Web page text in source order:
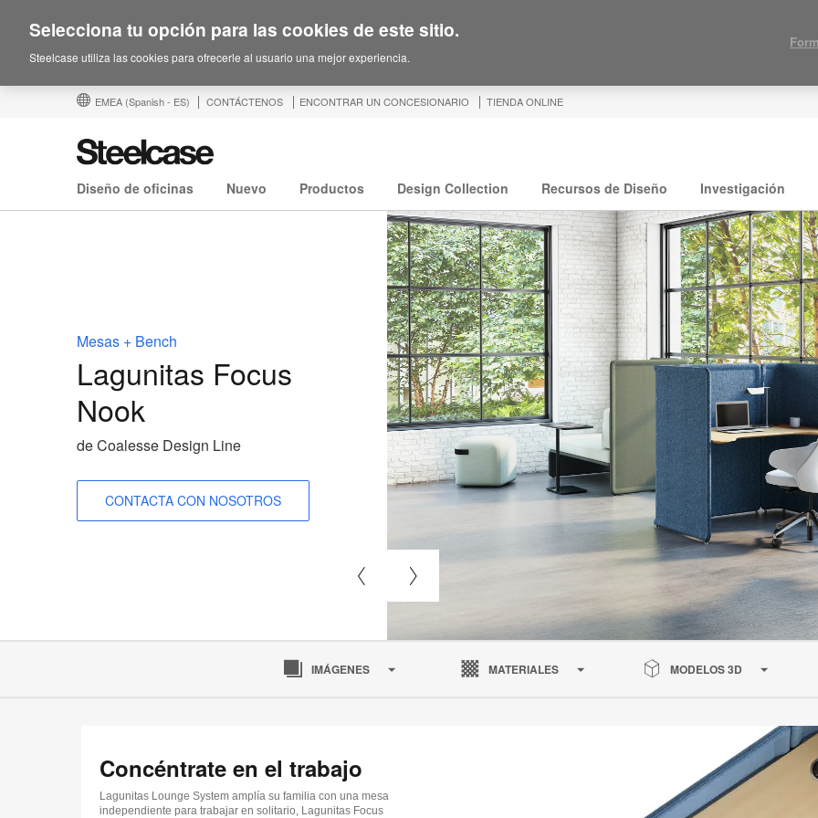
EMEA (Spanish - ES) CONTÁCTENOS ENCONTRAR UN CONCESIONARIO TIENDA ONLINE
Diseño de oficinas Nuevo Productos Design Collection Recursos de Diseño Investigación
Mesas + Bench
Lagunitas Focus
Nook
de Coalesse Design Line
CONTACTA CON NOSOTROS
IMÁGENES MATERIALES MODELOS 3D
Concéntrate en el trabajo
Lagunitas Lounge System amplía su familia con una mesa
independiente para trabajar en solitario, Lagunitas Focus
Selecciona tu opción para las cookies de este sitio.
Steelcase utiliza las cookies para ofrecerle al usuario una mejor experiencia.